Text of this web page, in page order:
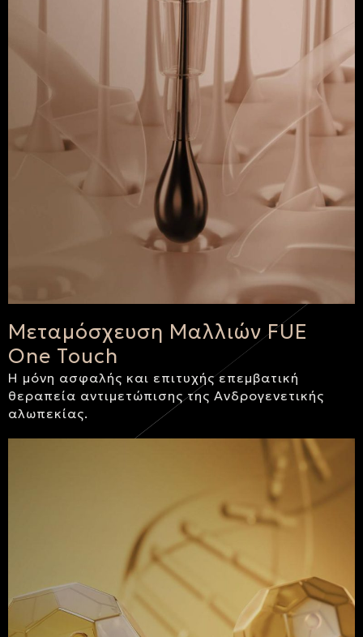
Μεταμόσχευση Μαλλιών FUE
One Touch
Η μόνη ασφαλής και επιτυχής επεμβατική
θεραπεία αντιμετώπισης της Ανδρογενετικής
αλωπεκίας.